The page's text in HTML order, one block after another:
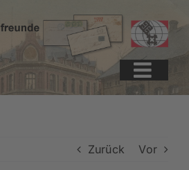
Zurück Vor